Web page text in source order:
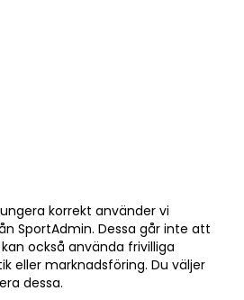
korrekt använder vi
SportAdmin. Dessa går inte att
också använda frivilliga
eller marknadsföring. Du väljer
dessa.